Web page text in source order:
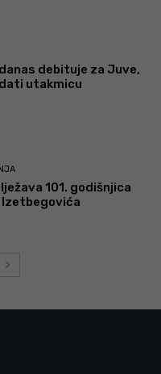
debituje za Juve,
utakmicu
101. godišnjica
Izetbegovića